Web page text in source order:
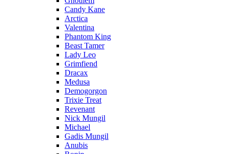
Candy Kane
Arctica
Valentina
Phantom King
Beast Tamer
Lady Leo
Grimfiend
Dracax
Medusa
Demogorgon
Trixie Treat
Revenant
Nick Mungil
Michael
Gadis Mungil
Anubis